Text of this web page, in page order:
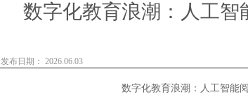
数字化教育浪潮：人工智
发布日期： 2026.06.03
数字化教育浪潮：人工智能